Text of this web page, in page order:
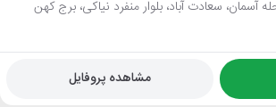
منطقه 2، محله آسمان، سعادت آباد، بلوار منفرد نیاکی، برج کهن
مشاهده پروفایل